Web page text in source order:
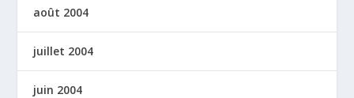
août 2004
juillet 2004
juin 2004